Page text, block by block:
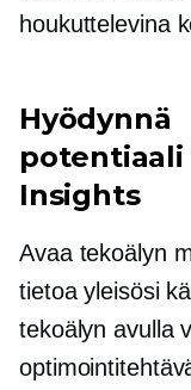
houkuttelevina
Hyödynnä
potentiaali
Insights
Avaa tekoälyn
tietoa yleisösi
tekoälyn avulla